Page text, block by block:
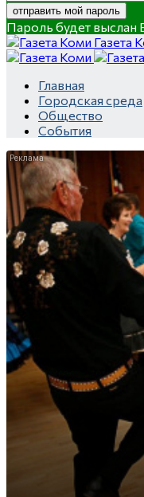
Пароль будет выслан
Газета
Главная
Городская среда
Общество
События